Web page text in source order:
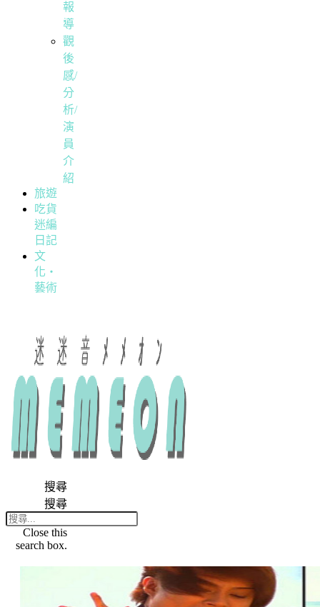
報
導
觀
後
感/
分
析/
演
員
介
紹
旅遊
吃貨
迷編
日記
文
化・
藝術
搜尋
搜尋
Close this
search box.